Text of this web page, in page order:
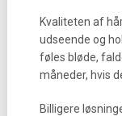
Kvaliteten af
udseende og
føles bløde,
måneder, hvis
Billigere